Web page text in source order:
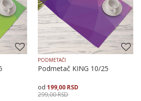
PODMETAČI
Podmetač KING 10/25
199,00 RSD
299,00RSD